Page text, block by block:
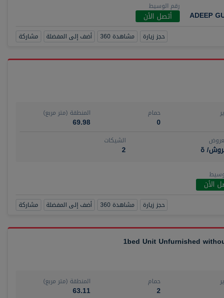
ADEEP
رقم الوسيط
أتصل الأن
حجز زيارة مشاهدة 360 أضف إلى المفضلة مشاركة
حمام
0
المنطقة (متر مربع)
69.98
ة
الشيكات
2
الأن
حجز زيارة مشاهدة 360 أضف إلى المفضلة مشاركة
1bed Unit Unfurnished
حمام
2
المنطقة (متر مربع)
63.11